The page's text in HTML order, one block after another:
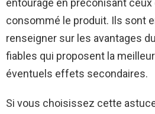
entourage en préconisant
consommé le produit. Ils sont
renseigner sur les avantages
fiables qui proposent la
éventuels effets secondaires.
Si vous choisissez cette